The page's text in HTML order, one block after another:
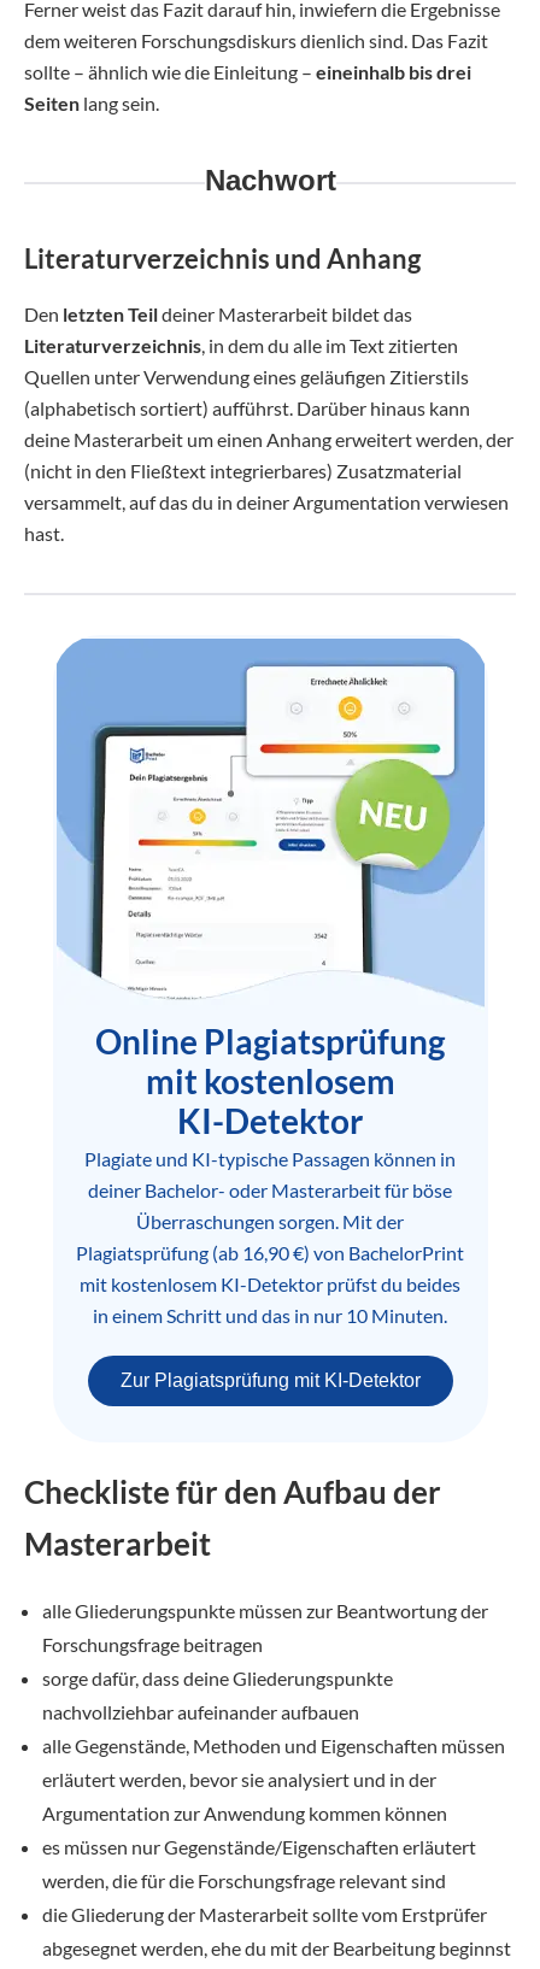
Ferner weist das Fazit darauf hin, inwiefern die Ergebnisse
dem weiteren Forschungsdiskurs dienlich sind. Das Fazit
sollte – ähnlich wie die Einleitung – eineinhalb bis drei
Seiten lang sein.
Nachwort
Literaturverzeichnis und Anhang
Den letzten Teildeiner Masterarbeit bildet das
Literaturverzeichnis, in dem du alle im Text zitierten
Quellen unter Verwendung eines geläufigen Zitierstils
(alphabetisch sortiert) aufführst. Darüber hinaus kann
deine Masterarbeit um einen Anhang erweitert werden, der
(nicht in den Fließtext integrierbares) Zusatzmaterial
versammelt, auf das du in deiner Argumentation verwiesen
hast.
Online Plagiatsprüfung
mit kostenlosem
KI-Detektor
Plagiate und KI-typische Passagen können in
deiner Bachelor- oder Masterarbeit für böse
Überraschungen sorgen. Mit der
Plagiatsprüfung (ab 16,90 €) von BachelorPrint
mit kostenlosem KI-Detektor prüfst du beides
in einem Schritt und das in nur 10 Minuten.
Zur Plagiatsprüfung mit KI-Detektor
Checkliste für den Aufbau der
Masterarbeit
alle Gliederungspunkte müssen zur Beantwortung der
Forschungsfrage beitragen
sorge dafür, dass deine Gliederungspunkte
nachvollziehbar aufeinander aufbauen
alle Gegenstände, Methoden und Eigenschaften müssen
erläutert werden, bevor sie analysiert und in der
Argumentation zur Anwendung kommen können
es müssen nur Gegenstände/Eigenschaften erläutert
werden, die für die Forschungsfrage relevant sind
die Gliederung der Masterarbeit sollte vom Erstprüfer
abgesegnet werden, ehe du mit der Bearbeitung beginnst